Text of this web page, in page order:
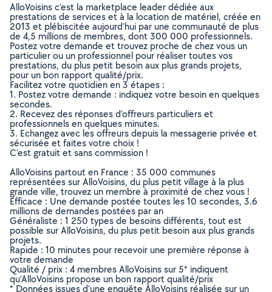
AlloVoisins c’est la marketplace leader dédiée aux
prestations de services et à la location de matériel, créée en
2013 et plébiscitée aujourd’hui par une communauté de plus
de 4,5 millions de membres, dont 300 000 professionnels.
Postez votre demande et trouvez proche de chez vous un
particulier ou un professionnel pour réaliser toutes vos
prestations, du plus petit besoin aux plus grands projets,
pour un bon rapport qualité/prix.
Facilitez votre quotidien en 3 étapes :
1. Postez votre demande : indiquez votre besoin en quelques
secondes.
2. Recevez des réponses d’offreurs particuliers et
professionnels en quelques minutes.
3. Echangez avec les offreurs depuis la messagerie privée et
sécurisée et faites votre choix !
C’est gratuit et sans commission !
AlloVoisins partout en France : 35 000 communes
représentées sur AlloVoisins, du plus petit village à la plus
grande ville, trouvez un membre à proximité de chez vous !
Efficace : Une demande postée toutes les 10 secondes, 3.6
millions de demandes postées par an
Généraliste : 1 250 types de besoins différents, tout est
possible sur AlloVoisins, du plus petit besoin aux plus grands
projets.
Rapide : 10 minutes pour recevoir une première réponse à
votre demande
Qualité / prix : 4 membres AlloVoisins sur 5* indiquent
qu’AlloVoisins propose un bon rapport qualité/prix
* Données issues d’une enquête AlloVoisins réalisée sur un